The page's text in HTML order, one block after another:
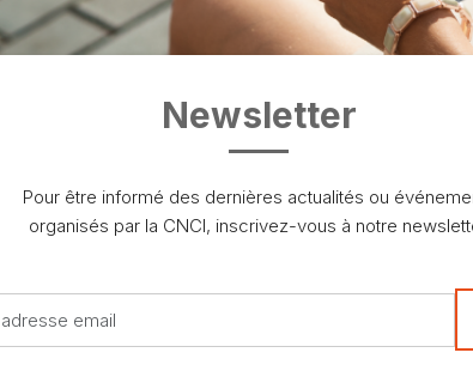
Newsletter
Pour être informé des dernières actualités ou
organisés par la CNCI, inscrivez-vous à notre